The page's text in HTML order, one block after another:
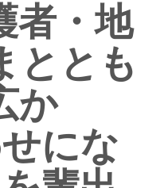
者・地
ととも
か
にな